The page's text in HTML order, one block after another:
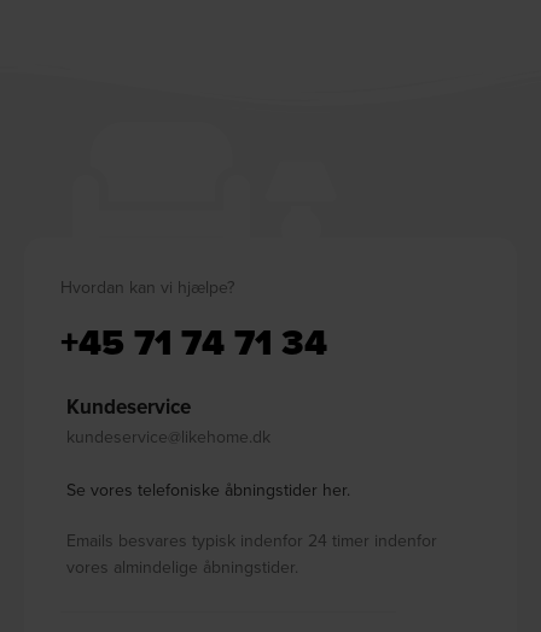
Hvordan kan vi hjælpe?
+45 71 74 71 34
Kundeservice
kundeservice@likehome.dk
Se vores telefoniske åbningstider her.
Emails besvares typisk indenfor 24 timer indenfor
vores almindelige åbningstider.